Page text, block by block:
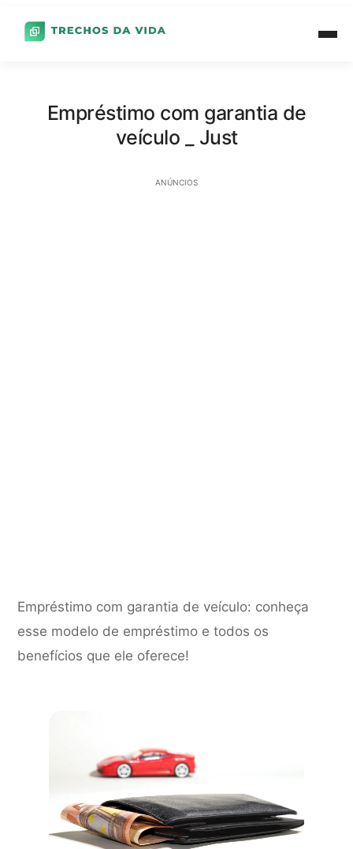
Empréstimo com garantia de
veículo _ Just
ANÚNCIOS
Empréstimo com garantia de veículo: conheça
esse modelo de empréstimo e todos os
benefícios que ele oferece!